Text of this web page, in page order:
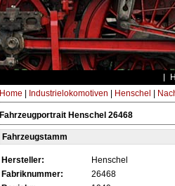
Home Industrielokomotiven Henschel
Fahrzeugportrait Henschel 26468
Fahrzeugstamm
Hersteller:
Henschel
Fabriknummer:
26468